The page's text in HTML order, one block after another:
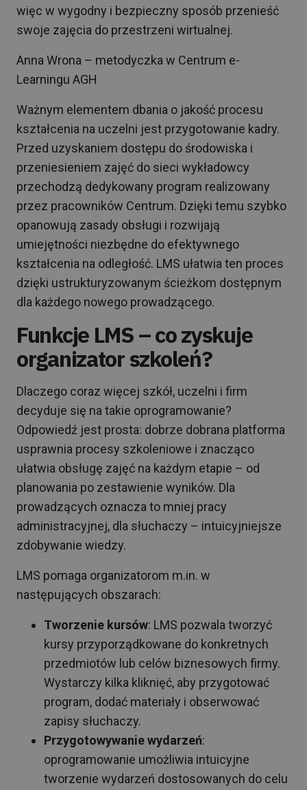
więc w wygodny i bezpieczny sposób przenieść
swoje zajęcia do przestrzeni wirtualnej.
Anna Wrona – metodyczka w Centrum e-
Learningu AGH
Ważnym elementem dbania o jakość procesu
kształcenia na uczelni jest przygotowanie kadry.
Przed uzyskaniem dostępu do środowiska i
przeniesieniem zajęć do sieci wykładowcy
przechodzą dedykowany program realizowany
przez pracowników Centrum. Dzięki temu szybko
opanowują zasady obsługi i rozwijają
umiejętności niezbędne do efektywnego
kształcenia na odległość. LMS ułatwia ten proces
dzięki ustrukturyzowanym ścieżkom dostępnym
dla każdego nowego prowadzącego.
Funkcje LMS – co zyskuje
organizator szkoleń?
Dlaczego coraz więcej szkół, uczelni i firm
decyduje się na takie oprogramowanie?
Odpowiedź jest prosta: dobrze dobrana platforma
usprawnia procesy szkoleniowe i znacząco
ułatwia obsługę zajęć na każdym etapie – od
planowania po zestawienie wyników. Dla
prowadzących oznacza to mniej pracy
administracyjnej, dla słuchaczy – intuicyjniejsze
zdobywanie wiedzy.
LMS pomaga organizatorom m.in. w
następujących obszarach:
Tworzenie kursów: LMS pozwala tworzyć
kursy przyporządkowane do konkretnych
przedmiotów lub celów biznesowych firmy.
Wystarczy kilka kliknięć, aby przygotować
program, dodać materiały i obserwować
zapisy słuchaczy.
Przygotowywanie wydarzeń:
oprogramowanie umożliwia intuicyjne
tworzenie wydarzeń dostosowanych do celu